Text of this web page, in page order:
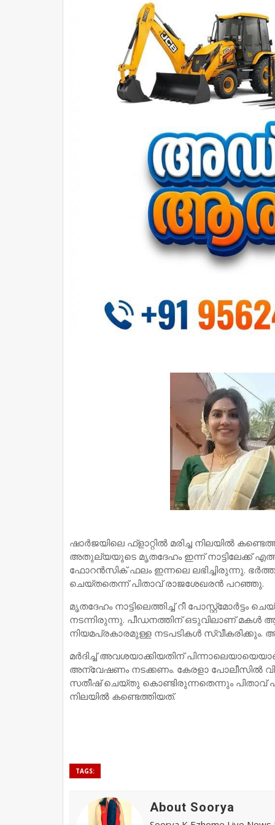
ഷാർജയിലെ ഫ്‌ളാറ്റിൽ മരിച്ച നിലയിൽ
അതുല്യയുടെ മൃതദേഹം ഇന്ന് നാട്ടിലേക്ക്
ഫോറൻസിക് ഫലം ഇന്നലെ ലഭിച്ചിരുന്നു.
ചെയ്തതെന്ന് പിതാവ് രാജശേഖരൻ പറഞ്ഞു.
മൃതദേഹം നാട്ടിലെത്തിച്ച് റീ
നടന്നിരുന്നു. പീഡനത്തിന് ഒടുവിലാണ്
നിയമപ്രകാരമുള്ള നടപടികൾ സ്വീകരിക്കും.
മർദിച്ച് അവശയാക്കിയതിന്
അന്വേഷണം നടക്കണം. കേരളാ പോലീസിൽ
സതീഷ് ചെയ്തു കൊണ്ടിരുന്നതെന്നും
നിലയിൽ കണ്ടെത്തിയത്.
TAGS:
About Soorya